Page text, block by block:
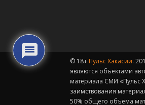
© 18+ Пульс Хакасии.
являются объектами
материала СМИ «Пульс
заимствования
50% общего объема